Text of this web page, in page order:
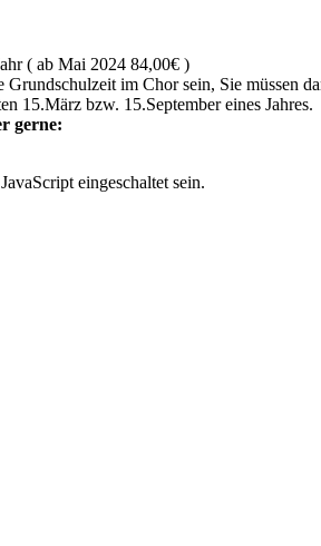
( ab Mai 2024 84,00€ )
im Chor sein, Sie müssen
15.März bzw. 15.September eines Jahres.
gerne:
eingeschaltet sein.